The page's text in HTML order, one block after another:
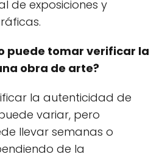
de exposiciones y
puede tomar verificar la
obra de arte?
la autenticidad de
variar, pero
llevar semanas o
de la